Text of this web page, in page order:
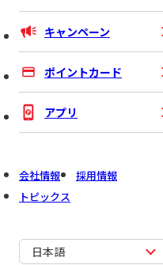
キャンペーン
ポイントカード
アプリ
会社情報
採用情報
トピックス
日本語